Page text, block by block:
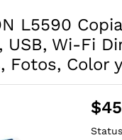
L5590
USB, Wi-Fi
Color
$